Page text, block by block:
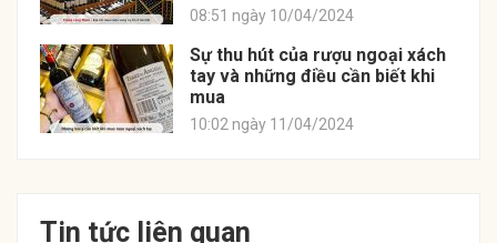
08:51 ngày 10/04/2024
Sự thu hút của rượu ngoại xách
tay và những điều cần biết khi
mua
10:02 ngày 11/04/2024
Tin tức liên quan